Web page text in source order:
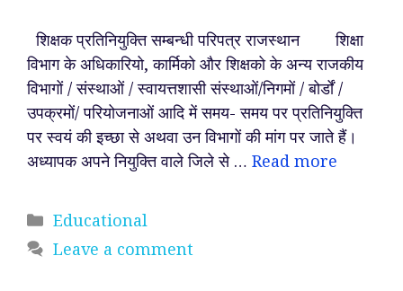
शिक्षक प्रतिनियुक्ति सम्बन्धी परिपत्र राजस्थान शिक्षा
विभाग के अधिकारियो, कार्मिको और शिक्षको के अन्य राजकीय
विभागों / संस्थाओं / स्वायत्तशासी संस्थाओं/निगमों / बोर्डों /
उपक्रमों/ परियोजनाओं आदि में समय- समय पर प्रतिनियुक्ति
पर स्वयं की इच्छा से अथवा उन विभागों की मांग पर जाते हैं।
अध्यापक अपने नियुक्ति वाले जिले से … Read more
Categories
Educational
Leave a comment